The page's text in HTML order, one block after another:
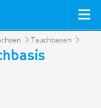
Tauchbasen